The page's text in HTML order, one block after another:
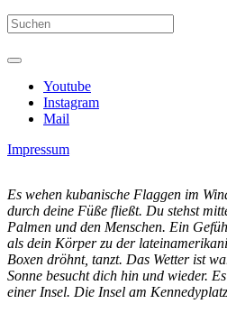
Youtube
Instagram
Mail
Impressum
Es wehen kubanische Flaggen im
durch deine Füße fließt. Du stehst
Palmen und den Menschen. Ein
als dein Körper zu der
Boxen dröhnt, tanzt. Das Wetter ist
Sonne besucht dich hin und wieder.
einer Insel. Die Insel am